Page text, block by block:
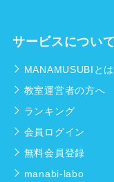
サービスについて
MANAMUSUBIとは
教室運営者の方へ
ランキング
会員ログイン
無料会員登録
manabi-labo